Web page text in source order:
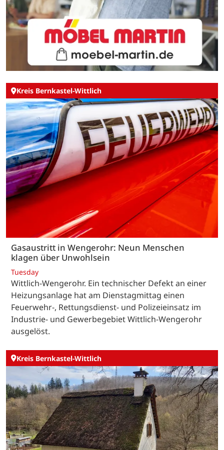
Kreis Bernkastel-Wittlich
Gasaustritt in Wengerohr: Neun Menschen
klagen über Unwohlsein
Tuesday
Wittlich-Wengerohr. Ein technischer Defekt an einer
Heizungsanlage hat am Dienstagmittag einen
Feuerwehr-, Rettungsdienst- und Polizeieinsatz im
Industrie- und Gewerbegebiet Wittlich-Wengerohr
ausgelöst.
Kreis Bernkastel-Wittlich